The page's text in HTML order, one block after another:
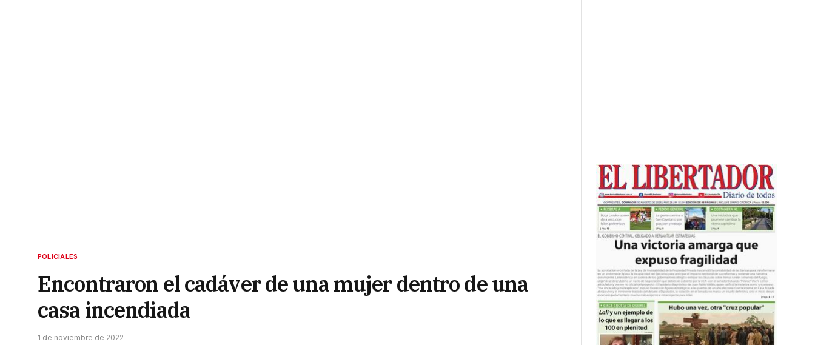
POLICIALES
Encontraron el cadáver de una mujer dentro de una
casa incendiada
1 de noviembre de 2022